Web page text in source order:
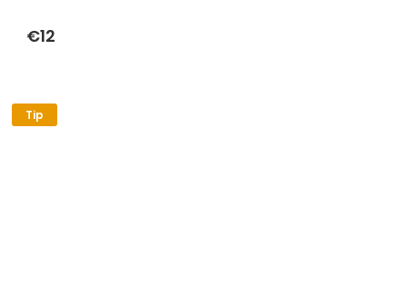
€12
Tip